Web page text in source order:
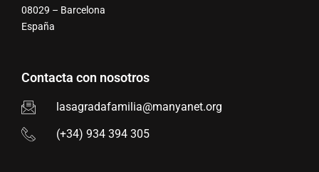
08029 – Barcelona
España
Contacta con nosotros
lasagradafamilia@manyanet.org
(+34) 934 394 305